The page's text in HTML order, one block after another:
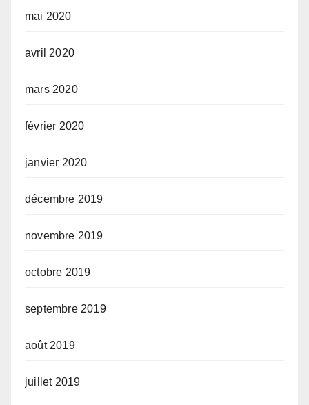
mai 2020
avril 2020
mars 2020
février 2020
janvier 2020
décembre 2019
novembre 2019
octobre 2019
septembre 2019
août 2019
juillet 2019